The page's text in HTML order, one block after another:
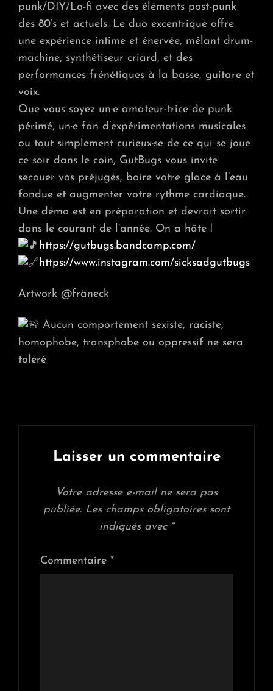
punk/DIY/Lo-fi avec des éléments post-punk
des 80’s et actuels. Le duo excentrique offre
une expérience intime et énervée, mêlant drum-
machine, synthétiseur criard, et des
performances frénétiques à la basse, guitare et
voix.
Que vous soyez un·e amateur-trice de punk
périmé, un·e fan d’expérimentations musicales
ou tout simplement curieux·se de ce qui se joue
ce soir dans le coin, GutBugs vous invite
secouer vos préjugés, boire votre glace à l’eau
fondue et augmenter votre rythme cardiaque.
Une démo est en préparation et devrait sortir
dans le courant de l’année. On a hâte !
https://gutbugs.bandcamp.com/
https://www.instagram.com/sicksadgutbugs
Artwork @fräneck
Aucun comportement sexiste, raciste,
homophobe, transphobe ou oppressif ne sera
toléré
Laisser un commentaire
Votre adresse e-mail ne sera pas
publiée. Les champs obligatoires sont
indiqués avec *
Commentaire *